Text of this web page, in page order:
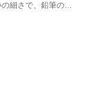
細さで、鉛筆の様